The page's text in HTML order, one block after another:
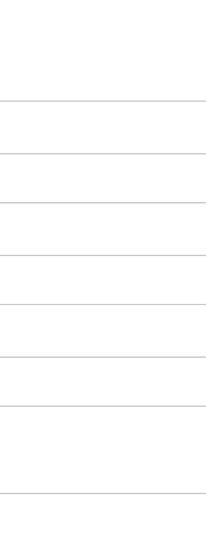
fisiológicos
epilepsia;
otros estudios,
utilizadas y
estar
y enviar por correo
pueden
de interés incluyen